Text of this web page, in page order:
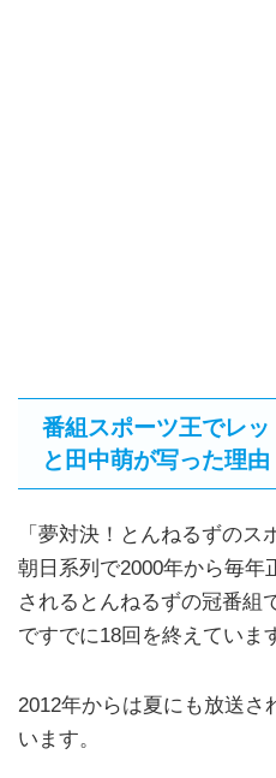
番組スポーツ王でレ
と田中萌が写った理由
「夢対決！とんねるずの
朝日系列で2000年から毎年
されるとんねるずの冠番組
ですでに18回を終えていま
2012年からは夏にも放送さ
います。